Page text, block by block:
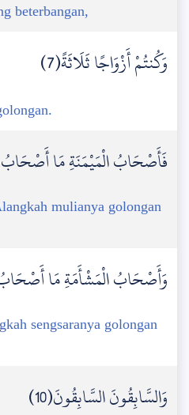
beterbangan,
وَكُنتُمْ أَزْوَاجًا ثَلَاثَةً(7)
فَأَصْحَابُ الْمَيْمَنَةِ مَا أَصْحَابُ
mulianya golongan
وَأَصْحَابُ الْمَشْأَمَةِ مَا أَصْحَابُ
sengsaranya golongan
وَالسَّابِقُونَ السَّابِقُونَ(10)